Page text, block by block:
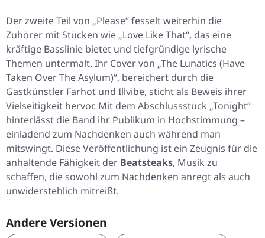
Der zweite Teil von „Please“fesselt weiterhin die
Zuhörer mit Stücken wie „Love Like That“, das eine
kräftige Basslinie bietet und tiefgründige lyrische
Themen untermalt. Ihr Cover von „The Lunatics (Have
Taken Over The Asylum)“, bereichert durch die
Gastkünstler Farhot und Illvibe, sticht als Beweis ihrer
Vielseitigkeit hervor. Mit dem Abschlussstück „Tonight“
hinterlässt die Band ihr Publikum in Hochstimmung –
einladend zum Nachdenken auch während man
mitswingt. Diese Veröffentlichung ist ein Zeugnis für die
anhaltende Fähigkeit der Beatsteaks, Musik zu
schaffen, die sowohl zum Nachdenken anregt als auch
unwiderstehlich mitreißt.
Andere Versionen